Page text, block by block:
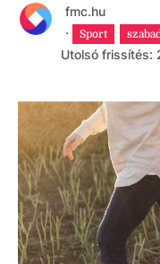
fmc.hu
·
Sport
Utolsó frissítés: